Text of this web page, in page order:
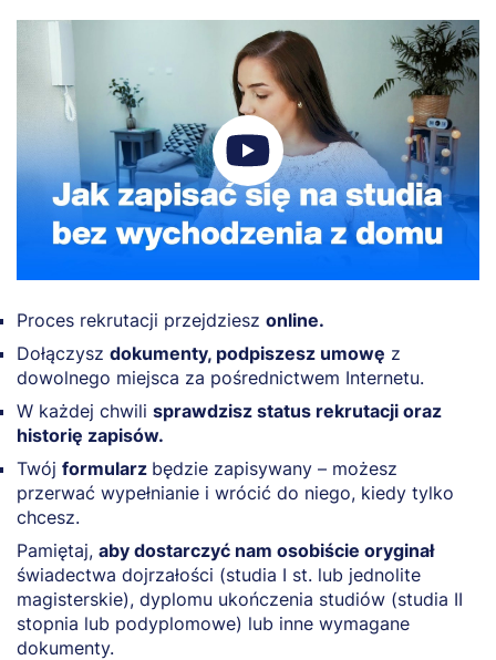
Proces rekrutacji przejdziesz online.
Dołączysz dokumenty, podpiszesz umowę z
dowolnego miejsca za pośrednictwem Internetu.
W każdej chwili sprawdzisz status rekrutacji oraz
historię zapisów.
Twój formularz będzie zapisywany – możesz
przerwać wypełnianie i wrócić do niego, kiedy tylko
chcesz.
Pamiętaj, aby dostarczyć nam osobiście oryginał
świadectwa dojrzałości (studia I st. lub jednolite
magisterskie), dyplomu ukończenia studiów (studia II
stopnia lub podyplomowe) lub inne wymagane
dokumenty.